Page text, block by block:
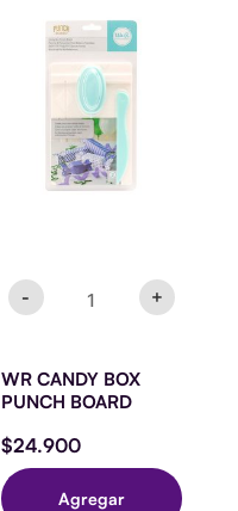
-
CANDY
BOX
PUNCH
BOARD
cantidad
+
WR CANDY BOX
PUNCH BOARD
$24.900
Agregar